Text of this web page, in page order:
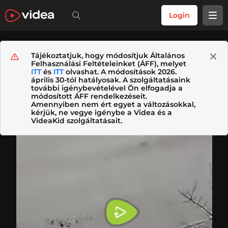
Login
Tájékoztatjuk, hogy módosítjuk Általános
Felhasználási Feltételeinket (ÁFF), melyet
ITTés ITTolvashat. A módosítások 2026.
április 30-tól hatályosak. A szolgáltatásaink
további igénybevételével Ön elfogadja a
módosított ÁFF rendelkezéseit.
Amennyiben nem ért egyet a változásokkal,
kérjük, ne vegye igénybe a Videa és a
VideaKid szolgáltatásait.